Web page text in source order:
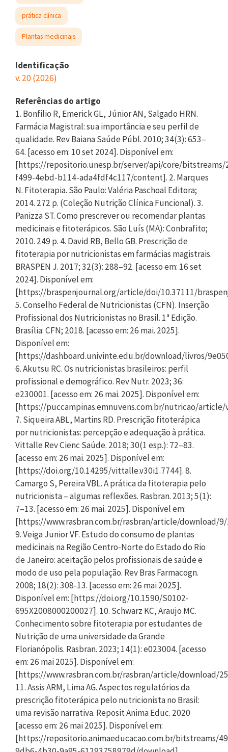
prática clínica
Plantas medicinais
Identificação
v. 20 (2026)
Referências do artigo
1. Bonfilio R, Emerick GL, Júnior AN, Salgado HRN.
Farmácia Magistral: sua importância e seu perfil de
qualidade. Rev Baiana Saúde Públ. 2010; 34(3): 653–
64. [acesso em: 10 set 2024]. Disponível em:
[https://repositorio.unesp.br/server/api/core/bitstreams/
f499-4ebd-b114-ada4fdf4c117/content]. 2. Marques
N. Fitoterapia. São Paulo: Valéria Paschoal Editora;
2014. 272 p. (Coleção Nutrição Clínica Funcional). 3.
Panizza ST. Como prescrever ou recomendar plantas
medicinais e fitoterápicos. São Luís (MA): Conbrafito;
2010. 249 p. 4. David RB, Bello GB. Prescrição de
fitoterapia por nutricionistas em farmácias magistrais.
BRASPEN J. 2017; 32(3): 288–92. [acesso em: 16 set
2024]. Disponível em:
[https://braspenjournal.org/article/doi/10.37111/
5. Conselho Federal de Nutricionistas (CFN). Inserção
Profissional dos Nutricionistas no Brasil. 1ª Edição.
Brasília: CFN; 2018. [acesso em: 26 mai. 2025].
Disponível em:
[https://dashboard.univinte.edu.br/download/livros/
6. Akutsu RC. Os nutricionistas brasileiros: perfil
profissional e demográfico. Rev Nutr. 2023; 36:
e230001. [acesso em: 26 mai. 2025]. Disponível em:
[https://puccampinas.emnuvens.com.br/nutricao/article/
7. Siqueira ABL, Martins RD. Prescrição fitoterápica
por nutricionistas: percepção e adequação à prática.
Vittalle Rev Cienc Saúde. 2018; 30(1 esp.): 72–83.
[acesso em: 26 mai. 2025]. Disponível em:
[https://doi.org/10.14295/vittalle.v30i1.7744]. 8.
Camargo S, Pereira VBL. A prática da fitoterapia pelo
nutricionista – algumas reflexões. Rasbran. 2013; 5(1):
7–13. [acesso em: 26 mai. 2025]. Disponível em:
[https://www.rasbran.com.br/rasbran/article/download/
9. Veiga Junior VF. Estudo do consumo de plantas
medicinais na Região Centro-Norte do Estado do Rio
de Janeiro: aceitação pelos profissionais de saúde e
modo de uso pela população. Rev Bras Farmacogn.
2008; 18(2): 308-13. [acesso em: 26 mai 2025].
Disponível em: [https://doi.org/10.1590/S0102-
695X2008000200027]. 10. Schwarz KC, Araujo MC.
Conhecimento sobre fitoterapia por estudantes de
Nutrição de uma universidade da Grande
Florianópolis. Rasbran. 2023; 14(1): e023004. [acesso
em: 26 mai 2025]. Disponível em:
[https://www.rasbran.com.br/rasbran/article/download/
11. Assis ARM, Lima AG. Aspectos regulatórios da
prescrição fitoterápica pelo nutricionista no Brasil:
uma revisão narrativa. Reposit Anima Educ. 2020
[acesso em: 26 mai 2025]. Disponível em:
[https://repositorio.animaeducacao.com.br/bitstreams/